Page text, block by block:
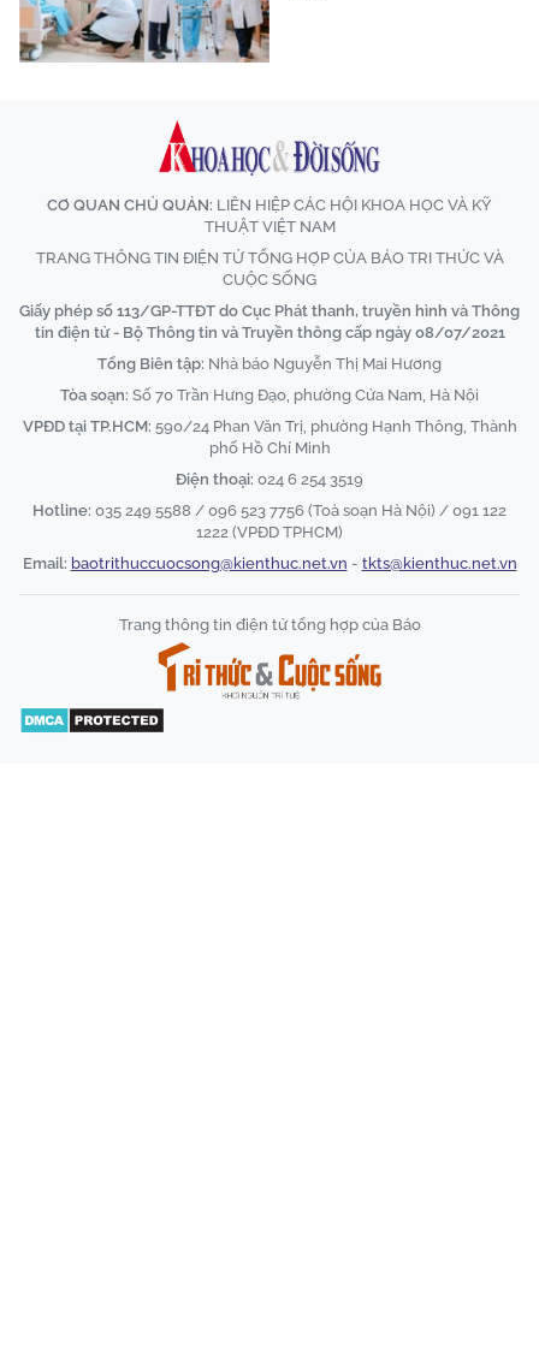
CƠ QUAN CHỦ QUẢN: LIÊN HIỆP CÁC HỘI KHOA HỌC VÀ KỸ
THUẬT VIỆT NAM
TRANG THÔNG TIN ĐIỆN TỬ TỔNG HỢP CỦA BÁO TRI THỨC VÀ
CUỘC SỐNG
Giấy phép số 113/GP-TTĐT do Cục Phát thanh, truyền hình và Thông
tin điện tử - Bộ Thông tin và Truyền thông cấp ngày 08/07/2021
Tổng Biên tập: Nhà báo Nguyễn Thị Mai Hương
Tòa soạn: Số 70 Trần Hưng Đạo, phường Cửa Nam, Hà Nội
VPĐD tại TP.HCM: 590/24 Phan Văn Trị, phường Hạnh Thông, Thành
phố Hồ Chí Minh
Điện thoại: 024 6 254 3519
Hotline: 035 249 5588 / 096 523 7756 (Toà soạn Hà Nội) / 091 122
1222 (VPĐD TPHCM)
Email: baotrithuccuocsong@kienthuc.net.vn - tkts@kienthuc.net.vn
Trang thông tin điện tử tổng hợp của Báo